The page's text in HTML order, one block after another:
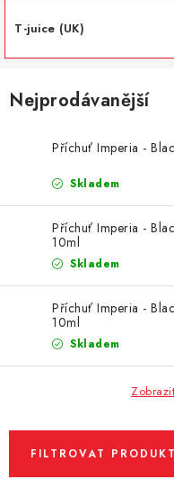
GRIPY & MODY
PŘÍSLUŠENSTVÍ
ZNAČKY
Vše o nákupu Jak
Kontakty
Prodejny
T-juice (UK)
Nejprodávanější
Příchuť Imperia -
Skladem
Příchuť Imperia -
10ml
Skladem
Příchuť Imperia -
10ml
Skladem
FILTROVAT